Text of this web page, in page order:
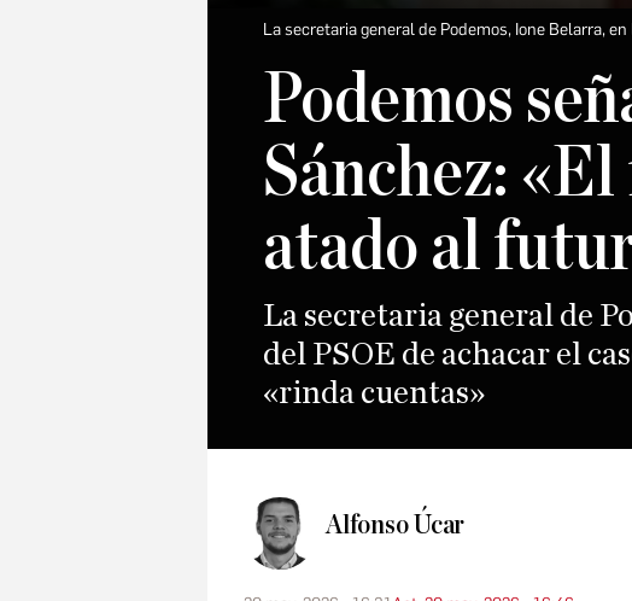
La secretaria general de Podemos, Ione Belarra,
Podemos
Sánchez:
atado al
La secretaria general de
del PSOE de achacar el
«rinda cuentas»
Alfonso Úcar